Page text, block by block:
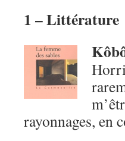
1 – Littérature
rayonnages, en